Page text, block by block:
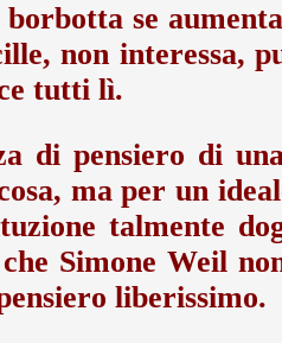
se
non interessa,
tutti lì.
di pensiero di
ma per un
talmente
Simone Weil
liberissimo.